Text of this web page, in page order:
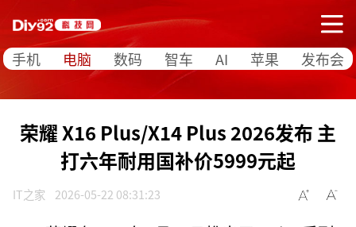
手机 电脑 数码 智车 AI 苹果 发布会
荣耀 X16 Plus/X14 Plus 2026发布 主
打六年耐用国补价5999元起
IT之家 2026-05-22 08:31:23